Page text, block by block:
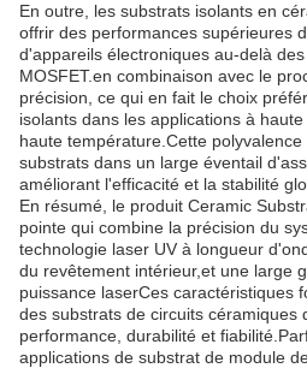
En outre, les substrats isolants en
offrir des performances supérieures
d'appareils électroniques au-delà
MOSFET.en combinaison avec le
précision, ce qui en fait le choix
isolants dans les applications à
haute température.Cette
substrats dans un large éventail
améliorant l'efficacité et la stabilité
En résumé, le produit Ceramic
pointe qui combine la précision du
technologie laser UV à longueur
du revêtement intérieur,et une large
puissance laserCes caractéristiques
des substrats de circuits céramiques
performance, durabilité et
applications de substrat de module